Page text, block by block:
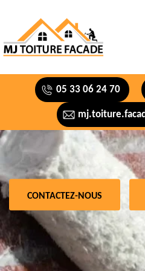
05 33 06 24 70
CONTACTEZ-NOUS